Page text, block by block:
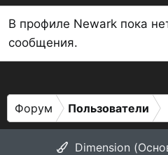
В профиле Newark пока
сообщения.
Форум Пользователи
Dimension